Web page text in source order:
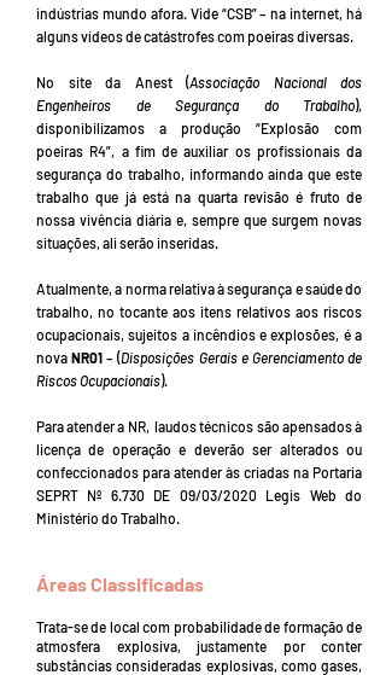
indústrias mundo afora. Vide “CSB” – na internet, há
alguns vídeos de catástrofes com poeiras diversas.
No site da Anest (Associação Nacional dos
Engenheiros de Segurança do Trabalho),
disponibilizamos a produção “Explosão com
poeiras R4”, a fim de auxiliar os profissionais da
segurança do trabalho, informando ainda que este
trabalho que já está na quarta revisão é fruto de
nossa vivência diária e, sempre que surgem novas
situações, ali serão inseridas.
Atualmente, a norma relativa à segurança e saúde do
trabalho, no tocante aos itens relativos aos riscos
ocupacionais, sujeitos a incêndios e explosões, é a
novaNR01– (Disposições Gerais e Gerenciamento de
Riscos Ocupacionais).
Para atender a NR, laudos técnicos são apensados à
licença de operação e deverão ser alterados ou
confeccionados para atender às criadas na Portaria
SEPRT Nº 6.730 DE 09/03/2020 Legis Web do
Ministério do Trabalho.
Áreas Classificadas
Trata-se de local com probabilidade de formação de
atmosfera explosiva, justamente por conter
substâncias consideradas explosivas, como gases,